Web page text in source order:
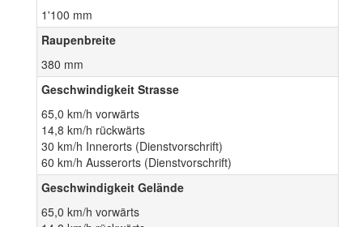
1'100 mm
Raupenbreite
380 mm
Geschwindigkeit Strasse
65,0 km/h vorwärts
14,8 km/h rückwärts
30 km/h Innerorts (Dienstvorschrift)
60 km/h Ausserorts (Dienstvorschrift)
Geschwindigkeit Gelände
65,0 km/h vorwärts